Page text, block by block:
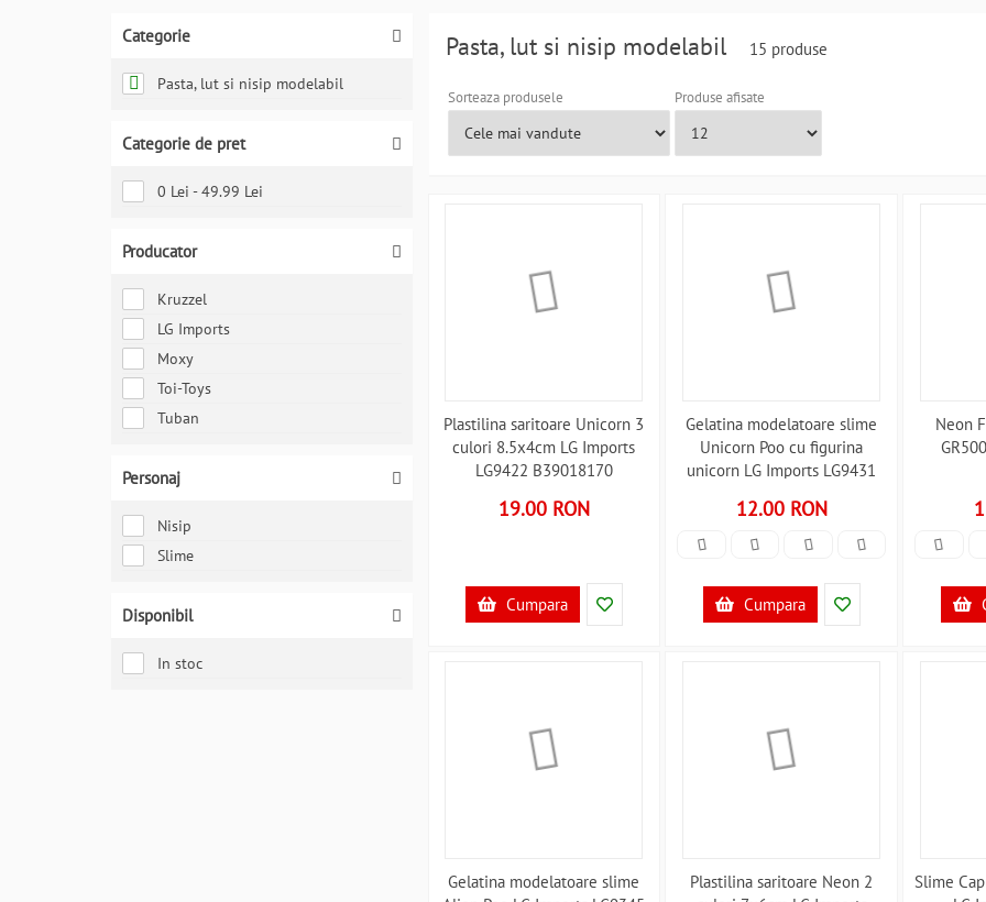
Categorie
Pasta, lut si nisip modelabil
Categorie de pret
0 Lei - 49.99 Lei
Producator
Kruzzel
LG Imports
Moxy
Toi-Toys
Tuban
Personaj
Nisip
Slime
Disponibil
In stoc
Pasta, lut si nisip modelabil 15 produse
Sorteaza produsele Produse afisate
Plastilina saritoare Unicorn 3
culori 8.5x4cm LG Imports
LG9422 B39018170
19.00 RON
Cumpara
Gelatina modelatoare slime
Unicorn Poo cu figurina
unicorn LG Imports LG9431
12.00 RON
Cumpara
Neon
Gelatina modelatoare slime
Plastilina saritoare Neon 2
Slime